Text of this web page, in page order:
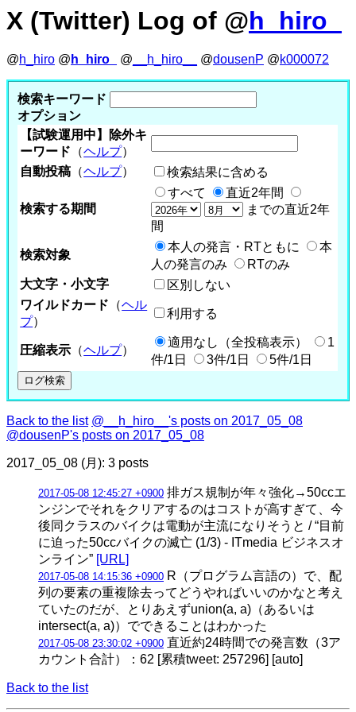
X (Twitter) Log of @h_hiro_
@h_hiro @ h_hiro_ @ __h_hiro__ @dousenP @k000072
検索キーワード
オプション
【試験運用中】除外キ
ーワード （ヘルプ）
自動投稿 （ヘルプ） 検索結果に含める
検索する期間
すべて
直近2年間
までの直近2年
間
検索対象
本人の発言・RTともに
本
人の発言のみ
RTのみ
大文字・小文字
区別しない
ワイルドカード （ヘル
プ）
利用する
圧縮表示 （ヘルプ）
適用なし（全投稿表示）
1
件/1日
3件/1日 5件/1日
Back to the list @__h_hiro__'s posts on 2017_05_08
@dousenP's posts on 2017_05_08
2017_05_08 (月): 3 posts
2017-05-08 12:45:27 +0900 排ガス規制が年々強化→50ccエ
ンジンでそれをクリアするのはコストが高すぎて、今
後同クラスのバイクは電動が主流になりそうと / “目前
に迫った50ccバイクの滅亡 (1/3) - ITmedia ビジネスオ
ンライン” [URL]
2017-05-08 14:15:36 +0900 R（プログラム言語の）で、配
列の要素の重複除去ってどうやればいいのかなと考え
ていたのだが、とりあえずunion(a, a)（あるいは
intersect(a, a)）でできることはわかった
2017-05-08 23:30:02 +0900 直近約24時間での発言数（3ア
カウント合計）：62 [累積tweet: 257296] [auto]
Back to the list